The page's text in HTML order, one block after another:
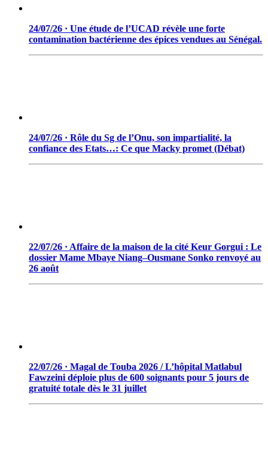
24/07/26 · Une étude de l’UCAD révèle une forte
contamination bactérienne des épices vendues au Sénégal.
24/07/26 · Rôle du Sg de l’Onu, son impartialité, la
confiance des Etats…: Ce que Macky promet (Débat)
22/07/26 · Affaire de la maison de la cité Keur Gorgui : Le
dossier Mame Mbaye Niang–Ousmane Sonko renvoyé au
26 août
22/07/26 · Magal de Touba 2026 / L’hôpital Matlabul
Fawzeini déploie plus de 600 soignants pour 5 jours de
gratuité totale dès le 31 juillet